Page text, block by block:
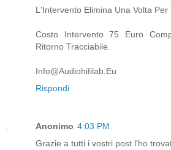
L'Intervento Elimina Una Volta Per
Costo Intervento 75 Euro
Ritorno Tracciabile.
Info@Audiohifilab.Eu
Rispondi
Anonimo 4:03 PM
Grazie a tutti i vostri post l'ho